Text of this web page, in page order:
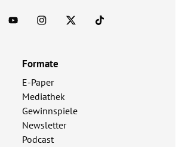
Formate
E-Paper
Mediathek
Gewinnspiele
Newsletter
Podcast